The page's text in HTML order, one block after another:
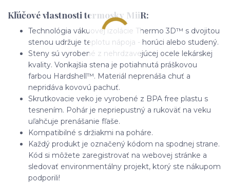
Kľúčové vlastnosti termosky MiiR:
Technológia vákuovej izolácie Thermo 3D™ s dvojitou
stenou udržuje teplotu nápoja - horúci alebo studený.
Steny sú vyrobené z nehrdzavejúcej ocele lekárskej
kvality. Vonkajšia stena je potiahnutá práškovou
farbou Hardshell™. Materiál neprenáša chuť a
nepridáva kovovú pachuť.
Skrutkovacie veko je vyrobené z BPA free plastu s
tesnením. Pohár je nepriepustný a rukoväť na veku
uľahčuje prenášanie fľaše.
Kompatibilné s držiakmi na poháre.
Každý produkt je označený kódom na spodnej strane.
Kód si môžete zaregistrovať na webovej stránke a
sledovať environmentálny projekt, ktorý ste nákupom
podporili!